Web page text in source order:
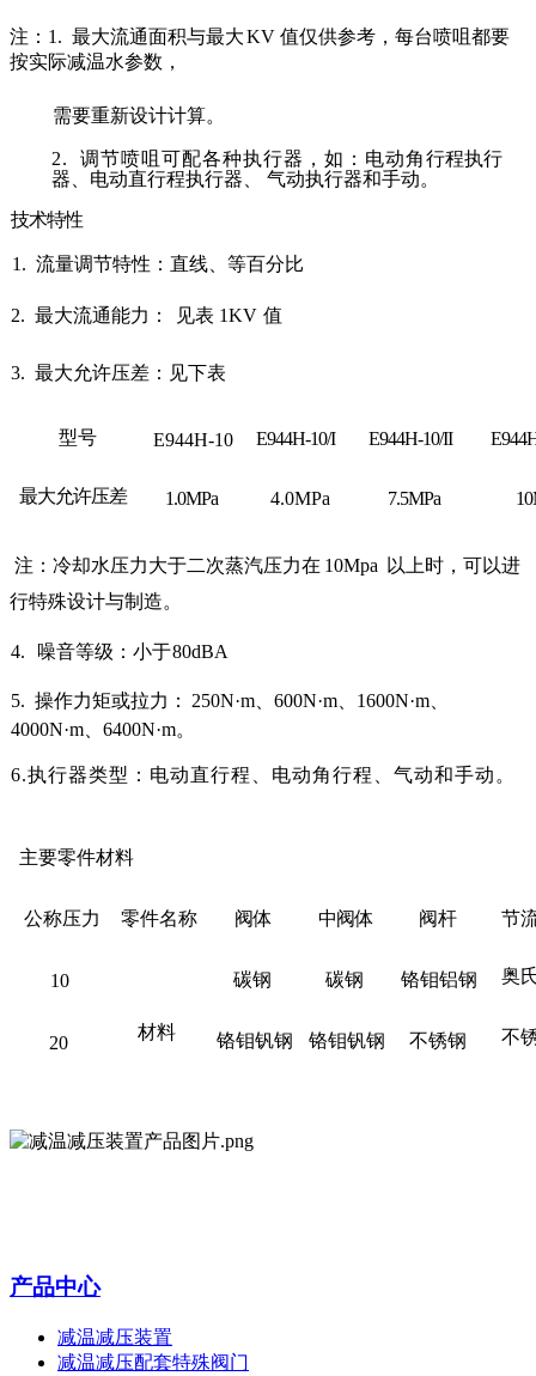
注：1. 最大流通面积与最大KV 值仅供参考，每台喷咀都要
按实际减温水参数，
需要重新设计计算。
2. 调节喷咀可配各种执行器，如：电动角行程执行
器、电动直行程执行器、
气动执行器和手动。
技术特性
1. 流量调节特性：直线、等百分比
2. 最大流通能力： 见表 1KV 值
3. 最大允许压差：见下表
型号 E944H-10 E944H-10/I E944H-10/II
最大允许压差 1.0MPa 4.0MPa 7.5MPa
注：冷却水压力大于二次蒸汽压力在 10Mpa
以上时，可以进
行特殊设计与制造。
4. 噪音等级：小于80dBA
5. 操作力矩或拉力：
250N·m、600N·m、1600N·m、
4000N·m、6400N·m。
6.执行器类型：电动直行程、电动角行程、气动和手动。
主要零件材料
公称压力 零件名称 阀体 中阀体 阀杆 节
10
材料
碳钢 碳钢 铬钼铝钢 奥
不
20 铬钼钒钢 铬钼钒钢 不锈钢
产品中心
减温减压装置
减温减压配套特殊阀门